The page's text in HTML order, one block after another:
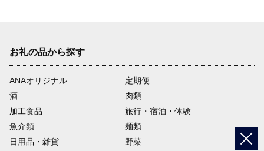
お礼の品から探す
ANAオリジナル
定期便
酒
肉類
加工食品
旅行・宿泊・体験
魚介類
麺類
日用品・雑貨
野菜